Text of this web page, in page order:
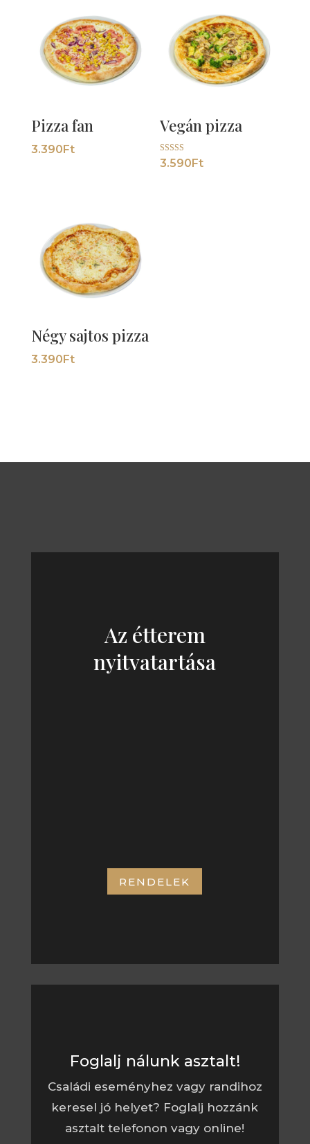
Pizza fan
3.390 Ft
Vegán pizza
Értékelés:
5.00
3.590Ft
Négy sajtos pizza
3.390Ft
Az étterem
nyitvatartása
RENDELEK
Foglalj nálunk asztalt!
Családi eseményhez vagy randihoz
keresel jó helyet? Foglalj hozzánk
asztalt telefonon vagy online!